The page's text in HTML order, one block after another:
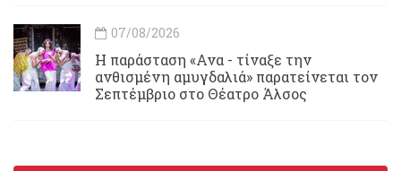
07/08/2026
Η παράσταση «Ανα - τίναξε την
ανθισμένη αμυγδαλιά» παρατείνεται τον
Σεπτέμβριο στο Θέατρο Άλσος